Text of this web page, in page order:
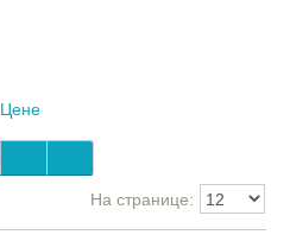
Цене
На странице: